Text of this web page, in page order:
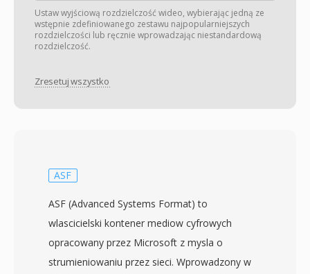
Ustaw wyjściową rozdzielczość wideo, wybierając jedną ze
wstępnie zdefiniowanego zestawu najpopularniejszych
rozdzielczości lub ręcznie wprowadzając niestandardową
rozdzielczość.
Zresetuj wszystko
ASF
ASF (Advanced Systems Format) to
wlascicielski kontener mediow cyfrowych
opracowany przez Microsoft z mysla o
strumieniowaniu przez sieci. Wprowadzony w